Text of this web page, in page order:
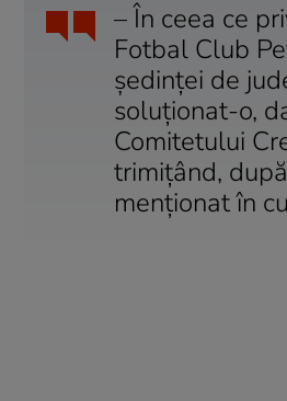
– În ceea ce
Fotbal Club
şedinţei de
soluţionat-o,
Comitetului
trimiţând,
menţionat în